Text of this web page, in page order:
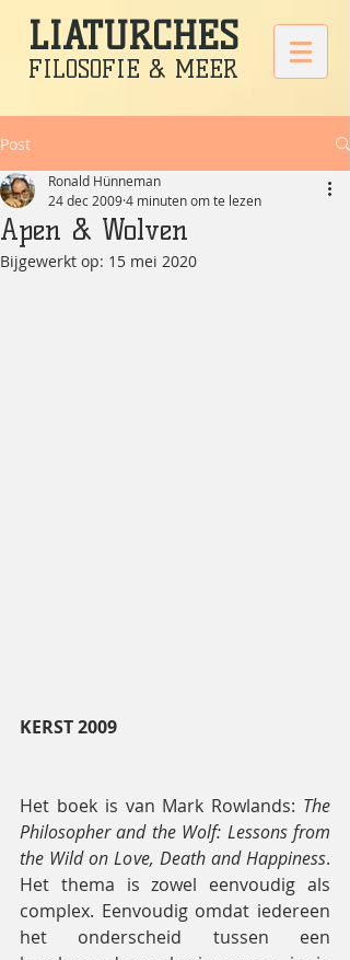
LIATURCHES
FILOSOFIE & MEER
Post
Apen & Wolven
Ronald Hünneman
24 dec 20094 minuten om te lezen
Bijgewerkt op: 15 mei 2020
KERST 2009
Het boek is van Mark Rowlands: The
Philosopher and the Wolf: Lessons from
the Wild on Love, Death and Happiness.
Het thema is zowel eenvoudig als
complex. Eenvoudig omdat iedereen
het onderscheid tussen een